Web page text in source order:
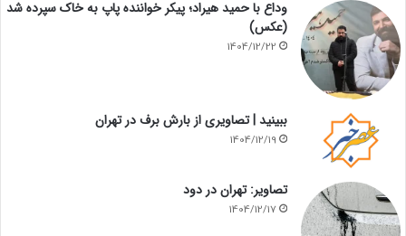
وداع با حمید هیراد؛ پیکر خواننده پاپ به خاک سپرده شد
(عکس)
1404/12/22
ببینید | تصاویری از بارش برف در تهران
1404/12/19
تصاویر: تهران در دود
1404/12/17